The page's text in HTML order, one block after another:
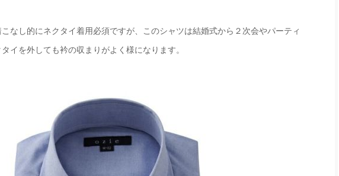
なし的にネクタイ着用必須ですが、このシャツは結婚式から２次会やパーティ
イを外しても衿の収まりがよく様になります。